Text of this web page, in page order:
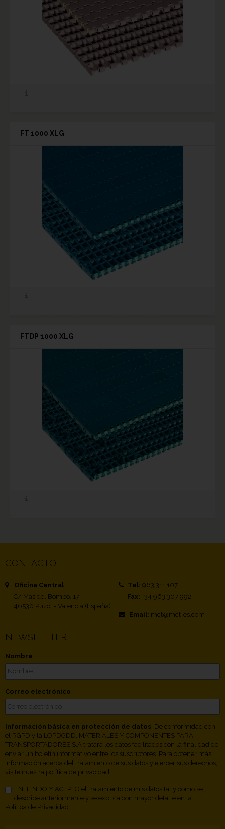
FT 1000 XLG
FTDP 1000 XLG
CONTACTO
Oficina Central
C/ Mas del Bombo, 17
46530 Puzol - Valencia (España)
Tel: 963 311 107
Fax: +34 963 307 992
Email: mct@mct-es.com
NEWSLETTER
Nombre
Correo electrónico
Información básica en protección de datos . De conformidad con
el RGPD y la LOPDGDD, MATERIALES Y COMPONENTES PARA
TRANSPORTADORES S.A tratará los datos facilitados con la finalidad de
enviar un boletín informativo entre los suscriptores. Para obtener más
información acerca del tratamiento de sus datos y ejercer sus derechos,
visite nuestra política de privacidad.
ENTIENDO Y ACEPTO el tratamiento de mis datos tal y como se
describe anteriormente y se explica con mayor detalle en la
Política de Privacidad.